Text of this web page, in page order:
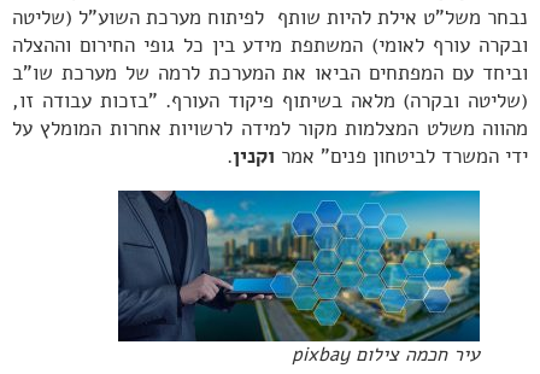
נבחר משל"ט אילת להיות שותף לפיתוח מערכת השוע"ל (שליטה
ובקרה עורף לאומי) המשתפת מידע בין כל גופי החירום וההצלה
וביחד עם המפתחים הביאו את המערכת לרמה של מערכת שו"ב
(שליטה ובקרה) מלאה בשיתוף פיקוד העורף. "בזכות עבודה זו,
מהווה משלט המצלמות מקור למידה לרשויות אחרות המומלץ על
ידי המשרד לביטחון פנים" אמר וקנין.
עיר חכמה צילום pixbay